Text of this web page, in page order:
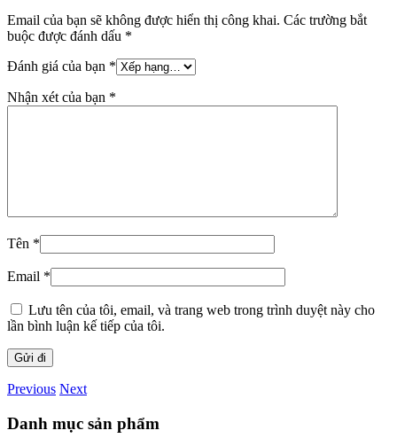
Email của bạn sẽ không được hiển thị công khai. Các trường bắt
buộc được đánh dấu *
Đánh giá của bạn *
Nhận xét của bạn *
Tên *
Email *
Lưu tên của tôi, email, và trang web trong trình duyệt này cho
lần bình luận kế tiếp của tôi.
Previous Next
Danh mục sản phẩm